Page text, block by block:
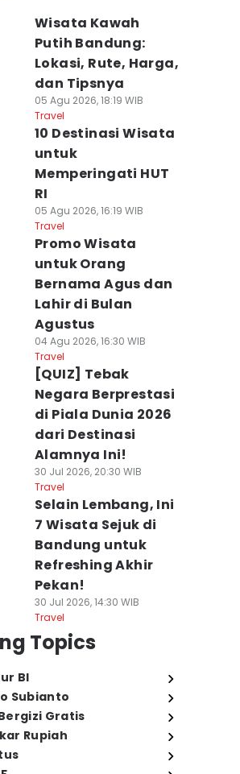
Wisata Kawah
Putih Bandung:
Lokasi, Rute, Harga,
dan Tipsnya
05 Agu 2026, 18:19 WIB
Travel
10 Destinasi Wisata
untuk
Memperingati HUT
RI
05 Agu 2026, 16:19 WIB
Travel
Promo Wisata
untuk Orang
Bernama Agus dan
Lahir di Bulan
Agustus
04 Agu 2026, 16:30 WIB
Travel
[QUIZ] Tebak
Negara Berprestasi
di Piala Dunia 2026
dari Destinasi
Alamnya Ini!
30 Jul 2026, 20:30 WIB
Travel
Selain Lembang, Ini
7 Wisata Sejuk di
Bandung untuk
Refreshing Akhir
Pekan!
30 Jul 2026, 14:30 WIB
Travel
Topics
BI
Subianto
Gratis
Rupiah